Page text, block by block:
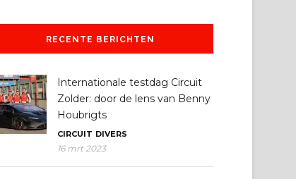
RECENTE BERICHTEN
Internationale testdag Circuit
Zolder: door de lens van Benny
Houbrigts
CIRCUIT DIVERS
16 mrt 2023